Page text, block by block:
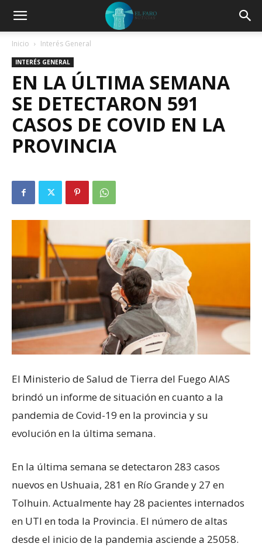
Inicio Interés General
INTERÉS GENERAL
EN LA ÚLTIMA SEMANA
SE DETECTARON 591
CASOS DE COVID EN LA
PROVINCIA
El Ministerio de Salud de Tierra del Fuego AIAS
brindó un informe de situación en cuanto a la
pandemia de Covid-19 en la provincia y su
evolución en la última semana.
En la última semana se detectaron 283 casos
nuevos en Ushuaia, 281 en Río Grande y 27 en
Tolhuin. Actualmente hay 28 pacientes internados
en UTI en toda la Provincia. El número de altas
desde el inicio de la pandemia asciende a 25058.